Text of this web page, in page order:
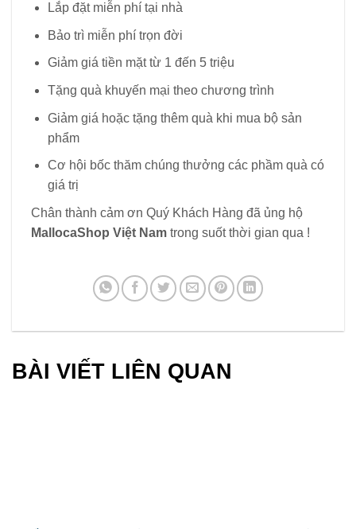
Lắp đặt miễn phí tại nhà
Bảo trì miễn phí trọn đời
Giảm giá tiền mặt từ 1 đến 5 triệu
Tặng quà khuyến mại theo chương trình
Giảm giá hoặc tặng thêm quà khi mua bộ sản
phẩm
Cơ hội bốc thăm chúng thưởng các phầm quà có
giá trị
Chân thành cảm ơn Quý Khách Hàng đã ủng hộ
MallocaShop Việt Nam trong suốt thời gian qua !
BÀI VIẾT LIÊN QUAN